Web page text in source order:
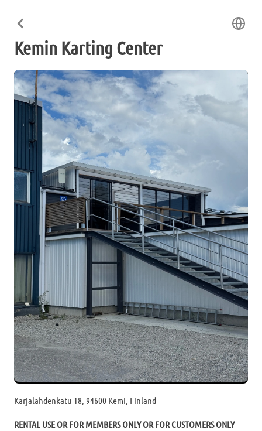
Kemin Karting Center
Karjalahdenkatu 18, 94600 Kemi, Finland
RENTAL USE OR FOR MEMBERS ONLY OR FOR CUSTOMERS ONLY